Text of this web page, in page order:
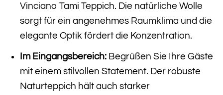
Vinciano Tami Teppich. Die natürliche Wolle
sorgt für ein angenehmes Raumklima und die
elegante Optik fördert die Konzentration.
Im Eingangsbereich:Begrüßen Sie Ihre Gäste
mit einem stilvollen Statement. Der robuste
Naturteppich hält auch starker